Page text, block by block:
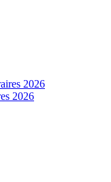
2026
2026